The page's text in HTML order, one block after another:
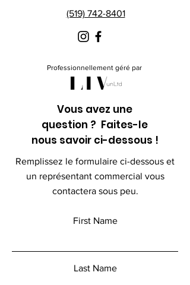
(519) 742-8401
Professionnellement géré par
Vous avez une
question ? Faites-le
nous savoir ci-dessous !
Remplissez le formulaire ci-dessous et
un représentant commercial vous
contactera sous peu.
First Name
Last Name